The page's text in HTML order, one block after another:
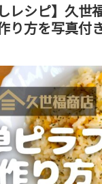
レシピ】久世
り方を写真付